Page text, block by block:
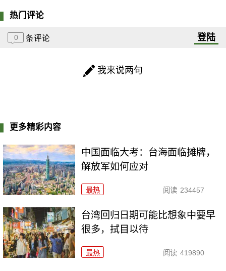
热门评论
0 条评论 登陆
我来说两句
更多精彩内容
中国面临大考：台海面临摊牌，
解放军如何应对
最热 阅读 234457
台湾回归日期可能比想象中要早
很多，拭目以待
最热 阅读 419890